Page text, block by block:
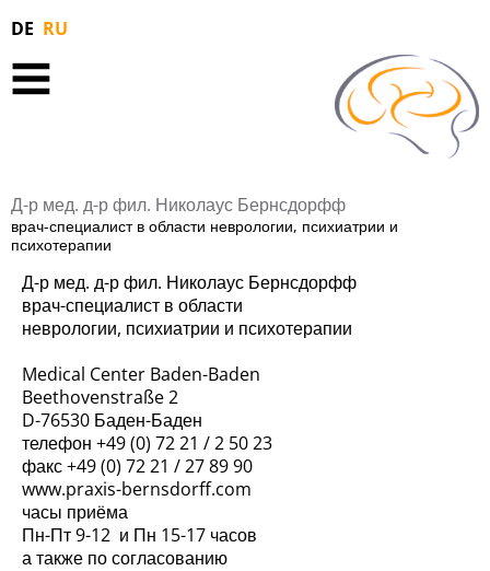
Д-р мед. д-р фил. Николаус Бернсдорфф
врач-специалист в области неврологии, психиатрии и
психотерапии
DE RU
Д-р мед. д-р фил. Николаус Бернсдорфф
врач-специалист в области
неврологии, психиатрии и психотерапии
Medical Center Baden-Baden
Beethovenstraße 2
D-76530 Баден-Баден
телефон +49 (0) 72 21 / 2 50 23
факс +49 (0) 72 21 / 27 89 90
www.praxis-bernsdorff.com
часы приёма
Пн-Пт 9-12 и Пн 15-17 часов
а также по согласованию